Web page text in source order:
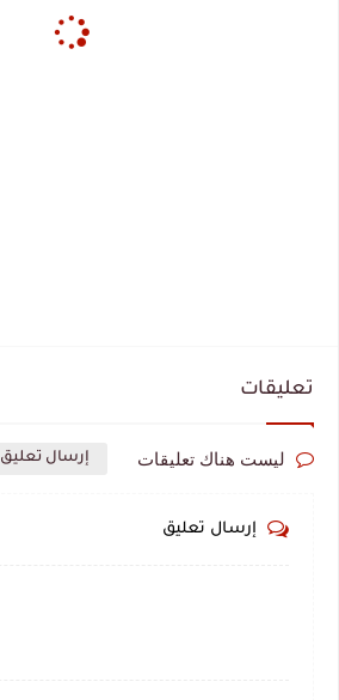
تعليقات
ليست هناك تعليقات إرسال تعليق
إرسال تعليق